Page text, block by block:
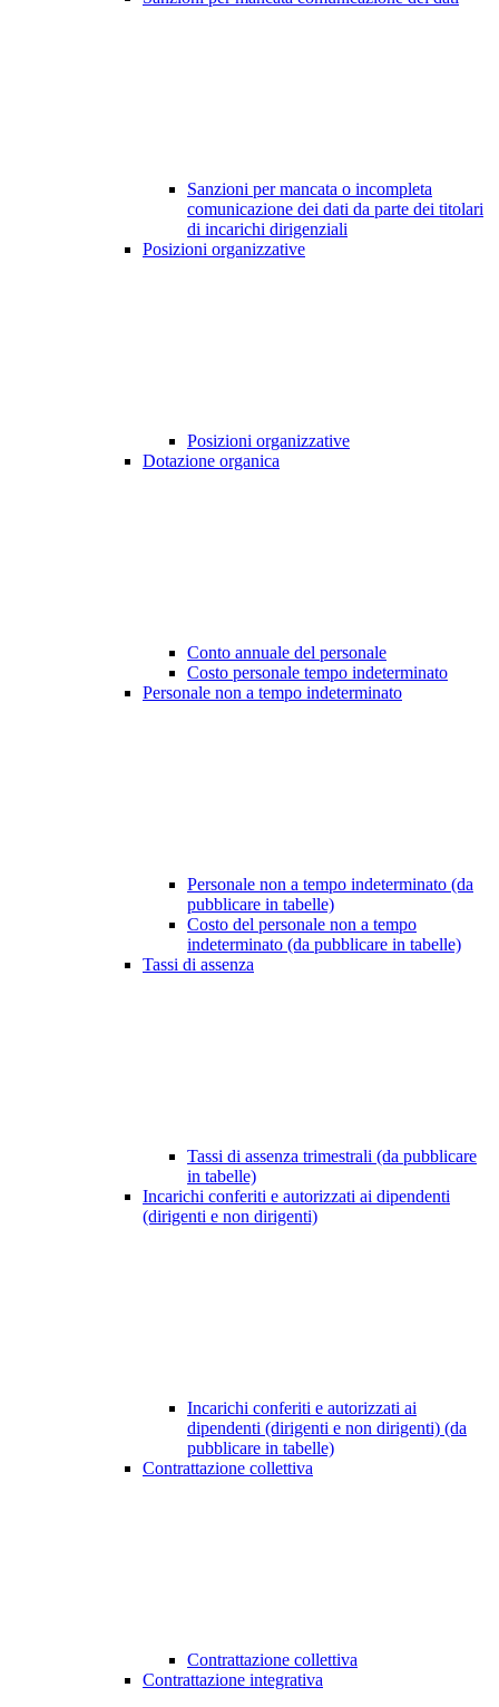
Sanzioni per mancata o incompleta
comunicazione dei dati da parte dei titolari
di incarichi dirigenziali
Posizioni organizzative
Posizioni organizzative
Dotazione organica
Conto annuale del personale
Costo personale tempo indeterminato
Personale non a tempo indeterminato
Personale non a tempo indeterminato (da
pubblicare in tabelle)
Costo del personale non a tempo
indeterminato (da pubblicare in tabelle)
Tassi di assenza
Tassi di assenza trimestrali (da pubblicare
in tabelle)
Incarichi conferiti e autorizzati ai dipendenti
(dirigenti e non dirigenti)
Incarichi conferiti e autorizzati ai
dipendenti (dirigenti e non dirigenti) (da
pubblicare in tabelle)
Contrattazione collettiva
Contrattazione collettiva
Contrattazione integrativa